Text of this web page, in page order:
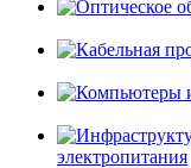
электропитания